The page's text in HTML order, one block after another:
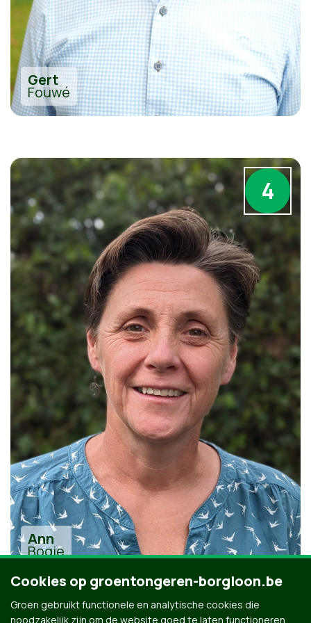
Gert
Fouwé
4
Ann
Bogie
Cookies op groentongeren-borgloon.be
Groen gebruikt functionele en analytische cookies die
noodzakelijk zijn om de website goed te laten functioneren.